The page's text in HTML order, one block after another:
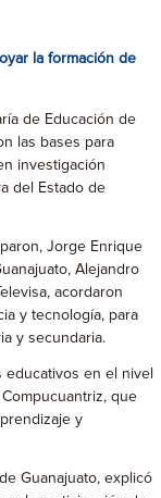
la formación de
de Educación de
las bases para
investigación
del Estado de
Jorge Enrique
Alejandro
acordaron
y tecnología, para
y secundaria.
en el nivel
que
y
Guanajuato, explicó